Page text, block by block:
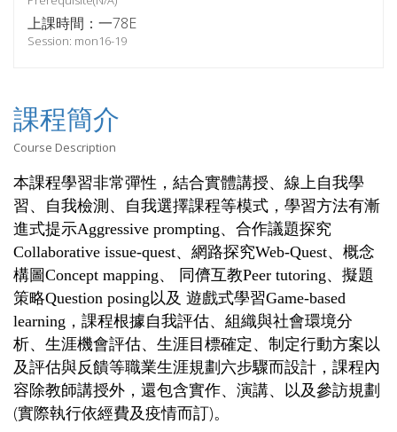
上課時間：一78E
Session: mon16-19
課程簡介
Course Description
本課程學習非常彈性，結合實體講授、線上自我學
習、自我檢測、自我選擇課程等模式，學習方法有漸
進式提示Aggressive prompting、合作議題探究
Collaborative issue-quest、網路探究Web-Quest、概念
構圖Concept mapping、 同儕互教Peer tutoring、擬題
策略Question posing以及 遊戲式學習Game-based
learning， 課程根據自我評估、組織與社會環境分
析、生涯機會評估、生涯目標確定、制定行動方案以
及評估與反饋等職業生涯規劃六步驟而設計，課程內
容除教師講授外，還包含實作、演講、以及參訪規劃
(實際執行依經費及疫情而訂)。